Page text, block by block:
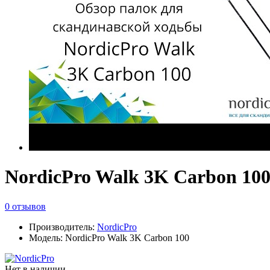
NordicPro Walk 3K Carbon 100
0 отзывов
Производитель: NordicPro
Модель: NordicPro Walk 3K Carbon 100